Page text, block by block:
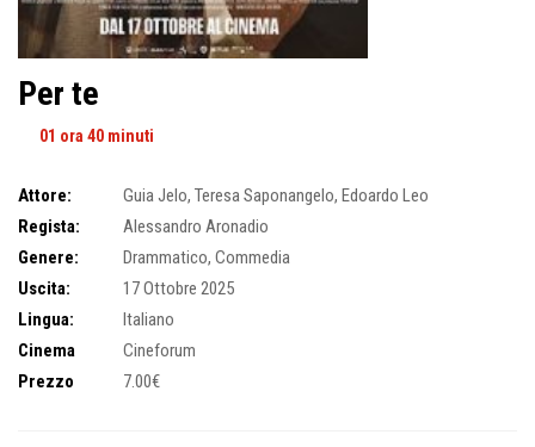
Per te
01 ora 40 minuti
Attore: Guia Jelo, Teresa Saponangelo, Edoardo Leo
Regista:
Alessandro Aronadio
Genere:
Drammatico, Commedia
Uscita:
17 Ottobre 2025
Lingua:
Italiano
Cinema
Cineforum
Prezzo
7.00€